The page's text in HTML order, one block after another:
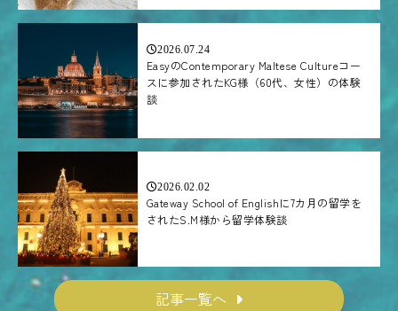
2026.07.24
EasyのContemporary Maltese Cultureコー
スに参加されたKG様（60代、女性）の体験
談
2026.02.02
Gateway School of Englishに7カ月の留学を
されたS.M様から留学体験談
記事一覧へ